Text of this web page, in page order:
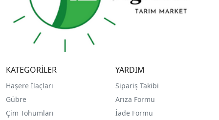
KATEGORİLER
Haşere İlaçları
Gübre
Çim Tohumları
YARDIM
Sipariş Takibi
Arıza Formu
İade Formu